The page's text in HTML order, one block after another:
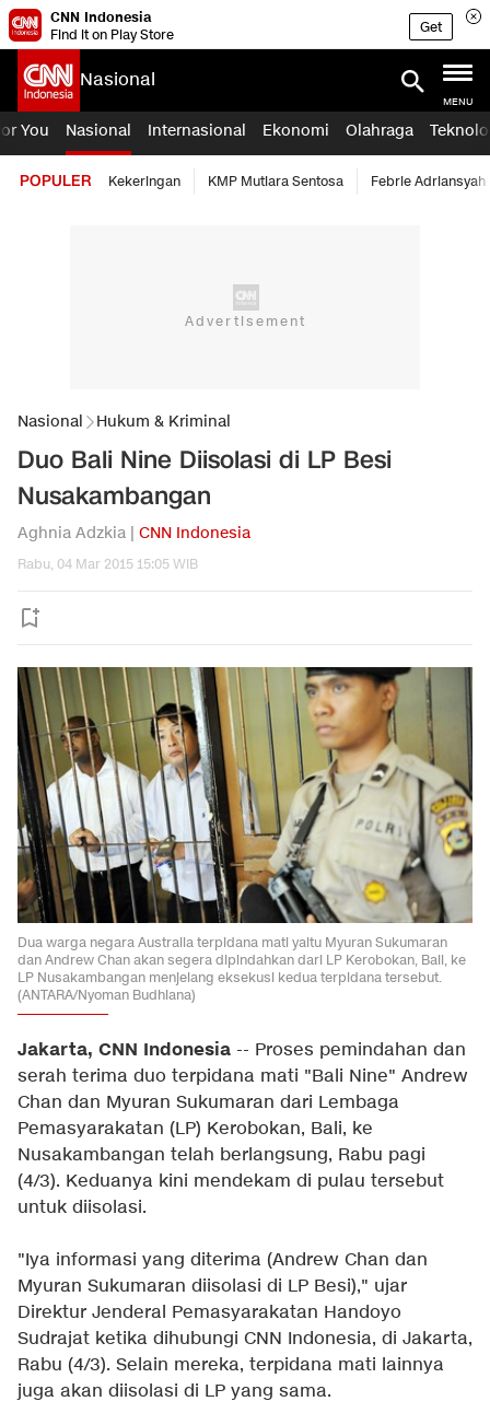
CNN Indonesia
Find it on Play Store
Get
Nasional
MENU
You Nasional Internasional Ekonomi Olahraga
POPULER Kekeringan KMP Mutiara Sentosa Febrie Adriansyah
Nasional Hukum & Kriminal
Duo Bali Nine Diisolasi di LP Besi
Nusakambangan
Aghnia Adzkia | CNN Indonesia
Rabu, 04 Mar 2015 15:05 WIB
Dua warga negara Australia terpidana mati yaitu Myuran Sukumaran
dan Andrew Chan akan segera dipindahkan dari LP Kerobokan, Bali, ke
LP Nusakambangan menjelang eksekusi kedua terpidana tersebut.
(ANTARA/Nyoman Budhiana)
Jakarta, CNN Indonesia -- Proses pemindahan dan
serah terima duo terpidana mati "Bali Nine" Andrew
Chan dan Myuran Sukumaran dari Lembaga
Pemasyarakatan (LP) Kerobokan, Bali, ke
Nusakambangan telah berlangsung, Rabu pagi
(4/3). Keduanya kini mendekam di pulau tersebut
untuk diisolasi.
"Iya informasi yang diterima (Andrew Chan dan
Myuran Sukumaran diisolasi di LP Besi)," ujar
Direktur Jenderal Pemasyarakatan Handoyo
Sudrajat ketika dihubungi CNN Indonesia, di Jakarta,
Rabu (4/3). Selain mereka, terpidana mati lainnya
juga akan diisolasi di LP yang sama.